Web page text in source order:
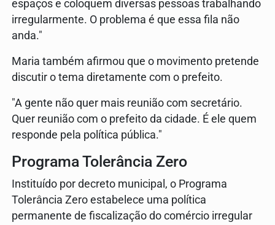
espaços e coloquem diversas pessoas trabalhando
irregularmente. O problema é que essa fila não
anda."
Maria também afirmou que o movimento pretende
discutir o tema diretamente com o prefeito.
"A gente não quer mais reunião com secretário.
Quer reunião com o prefeito da cidade. É ele quem
responde pela política pública."
Programa Tolerância Zero
Instituído por decreto municipal, o Programa
Tolerância Zero estabelece uma política
permanente de fiscalização do comércio irregular